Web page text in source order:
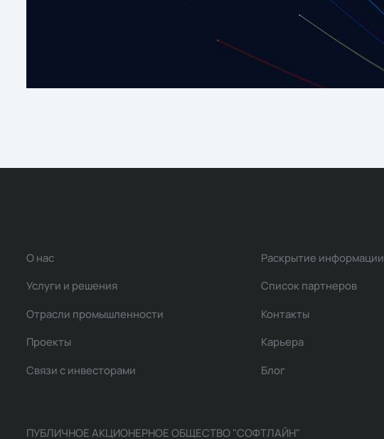
О нас
Услуги и решения
Отрасли промышленности
Проекты
Связи с инвесторами
Раскрытие информации
Список партнеров
Контакты
Карьера
Блог
ПУБЛИЧНОЕ АКЦИОНЕРНОЕ ОБЩЕСТВО "СОФТЛАЙН"